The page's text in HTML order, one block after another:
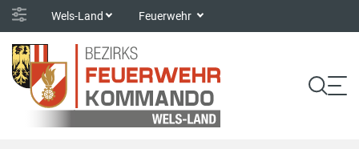
Wels-Land Feuerwehr